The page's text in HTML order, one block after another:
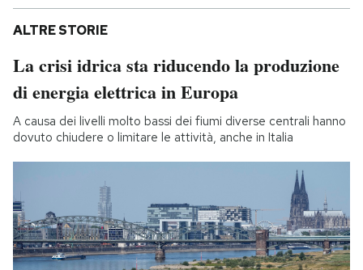
ALTRE STORIE
La crisi idrica sta riducendo la produzione
di energia elettrica in Europa
A causa dei livelli molto bassi dei fiumi diverse centrali hanno
dovuto chiudere o limitare le attività, anche in Italia